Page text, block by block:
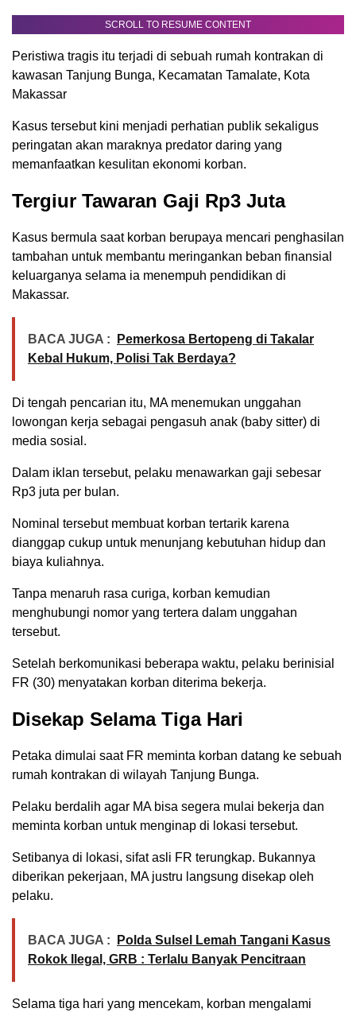
SCROLL TO RESUME CONTENT
Peristiwa tragis itu terjadi di sebuah rumah kontrakan di
kawasan Tanjung Bunga, Kecamatan Tamalate, Kota
Makassar
Kasus tersebut kini menjadi perhatian publik sekaligus
peringatan akan maraknya predator daring yang
memanfaatkan kesulitan ekonomi korban.
Tergiur Tawaran Gaji Rp3 Juta
Kasus bermula saat korban berupaya mencari penghasilan
tambahan untuk membantu meringankan beban finansial
keluarganya selama ia menempuh pendidikan di
Makassar.
BACA JUGA :
Pemerkosa Bertopeng di Takalar
Kebal Hukum, Polisi Tak Berdaya?
Di tengah pencarian itu, MA menemukan unggahan
lowongan kerja sebagai pengasuh anak (baby sitter) di
media sosial.
Dalam iklan tersebut, pelaku menawarkan gaji sebesar
Rp3 juta per bulan.
Nominal tersebut membuat korban tertarik karena
dianggap cukup untuk menunjang kebutuhan hidup dan
biaya kuliahnya.
Tanpa menaruh rasa curiga, korban kemudian
menghubungi nomor yang tertera dalam unggahan
tersebut.
Setelah berkomunikasi beberapa waktu, pelaku berinisial
FR (30) menyatakan korban diterima bekerja.
Disekap Selama Tiga Hari
Petaka dimulai saat FR meminta korban datang ke sebuah
rumah kontrakan di wilayah Tanjung Bunga.
Pelaku berdalih agar MA bisa segera mulai bekerja dan
meminta korban untuk menginap di lokasi tersebut.
Setibanya di lokasi, sifat asli FR terungkap. Bukannya
diberikan pekerjaan, MA justru langsung disekap oleh
pelaku.
BACA JUGA :
Polda Sulsel Lemah Tangani Kasus
Rokok Ilegal, GRB : Terlalu Banyak Pencitraan
Selama tiga hari yang mencekam, korban mengalami